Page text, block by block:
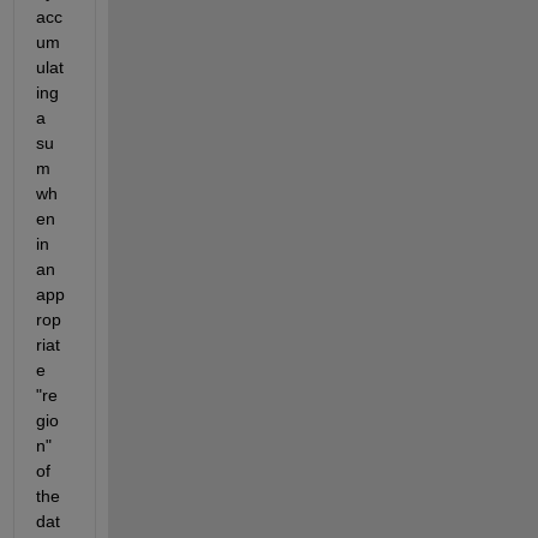
acc
um
ulat
ing
a
su
m
wh
en
in
an
app
rop
riat
e
"re
gio
n"
of
the
dat